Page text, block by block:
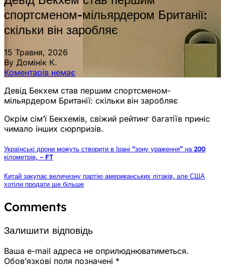
спортсменом-мільярдером Британії:
скільки він заробляє
15 Травня, 2026
By Домінік К.
Коментарів немає
Девід Бекхем став першим спортсменом-
мільярдером Британії: скільки він заробляє
Окрім сім’ї Бекхемів, свіжий рейтинг багатіїв приніс
чимало інших сюрпризів.
Українські дрони можуть створити в Ірані “зону ураження” на 200
кілометрів, – FT
Китай закупає величезну партію американських літаків, але США
хотіли продати ще більше
Comments
Залишити відповідь
Ваша e-mail адреса не оприлюднюватиметься.
Обов’язкові поля позначені *